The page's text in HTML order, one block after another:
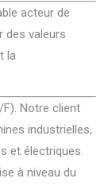
acteur de
des valeurs
la
Notre client
industrielles,
et électriques.
à niveau du